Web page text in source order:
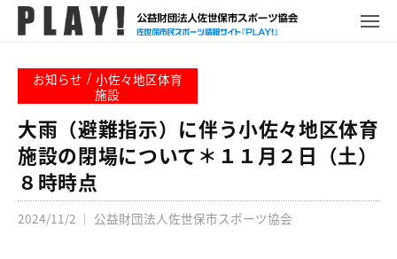
L
Y
!
世
市
ス
ポ
ー
ツ
情
メ
お知らせ / 小佐々地区体育
施設
大雨（避難指示）に伴う小佐々地区体育
施設の閉場について＊１１月２日（土）
８時時点
2024/11/2 ｜ 公益財団法人佐世保市スポーツ協会
P
L
Y
ュ
ー